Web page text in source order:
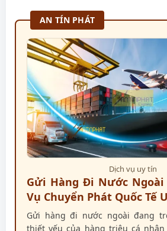
AN TÍN PHÁT
Dịch vụ uy tín
Gửi Hàng Đi Nước Ngoài
Vụ Chuyển Phát Quốc Tế
Gửi hàng đi nước ngoài đang
thiết yếu của hàng triệu cá